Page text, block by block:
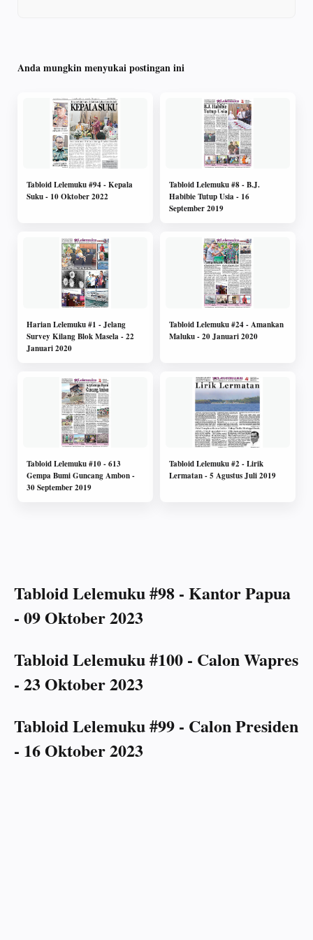
Anda mungkin menyukai postingan ini
Tabloid Lelemuku #94 - Kepala
Suku - 10 Oktober 2022
Tabloid Lelemuku #8 - B.J.
Habibie Tutup Usia - 16
September 2019
Harian Lelemuku #1 - Jelang
Survey Kilang Blok Masela - 22
Januari 2020
Tabloid Lelemuku #24 - Amankan
Maluku - 20 Januari 2020
Tabloid Lelemuku #10 - 613
Gempa Bumi Guncang Ambon -
30 September 2019
Tabloid Lelemuku #2 - Lirik
Lermatan - 5 Agustus Juli 2019
Tabloid Lelemuku #98 - Kantor Papua
- 09 Oktober 2023
Tabloid Lelemuku #100 - Calon Wapres
- 23 Oktober 2023
Tabloid Lelemuku #99 - Calon Presiden
- 16 Oktober 2023